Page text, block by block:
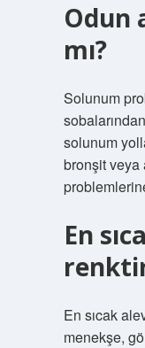
Odun
mı?
Solunum
solunum
bronşit
En
En sıcak
menekşe,